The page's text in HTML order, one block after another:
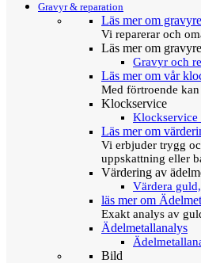
Gravyr & reparation
Läs mer om
Vi reparerar och
Läs mer om
Gravyr och
Läs mer om vår
Med förtroende
Klockservice
Läs mer om
Vi erbjuder trygg
uppskattning eller
Värdering av
Värdera
läs mer om
Exakt analys av
Ädelmetallanalys
Bild